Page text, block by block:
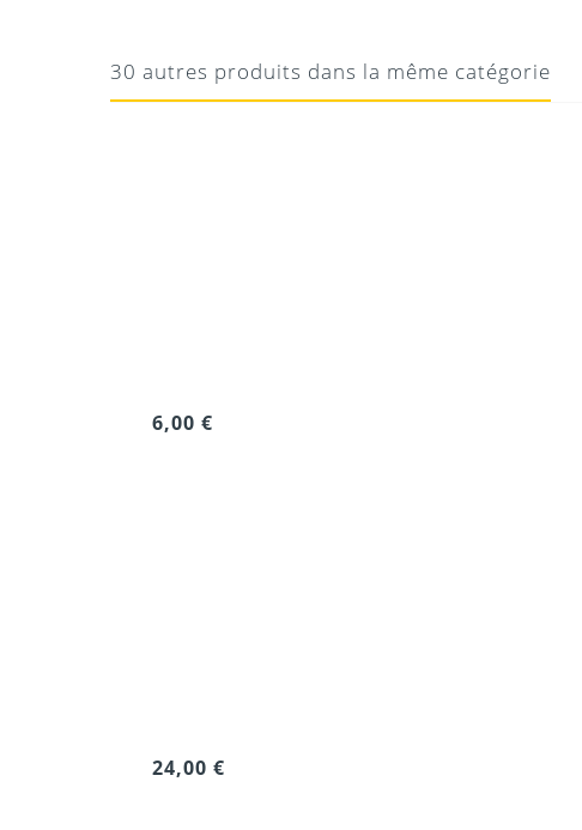
Téléchargement
30 autres produits dans la même catégorie
6,00 €
24,00 €